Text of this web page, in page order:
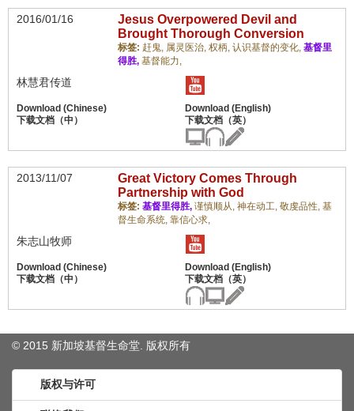
2016/01/16
Jesus Overpowered Devil and
Brought Thorough Conversion
标签: 赶鬼, 属灵医治, 权柄, 认识基督的变化, 基督里
得胜, 基督能力,
林慧君传道
2013/11/07
Great Victory Comes Through
Partnership with God
标签: 基督里得胜, 谨慎顺从, 神在动工, 敬虔品性, 基
督生命系统, 靠信心求,
朱志山牧师
© 2015 新加坡基督生命堂. 版权所有
版权与许可